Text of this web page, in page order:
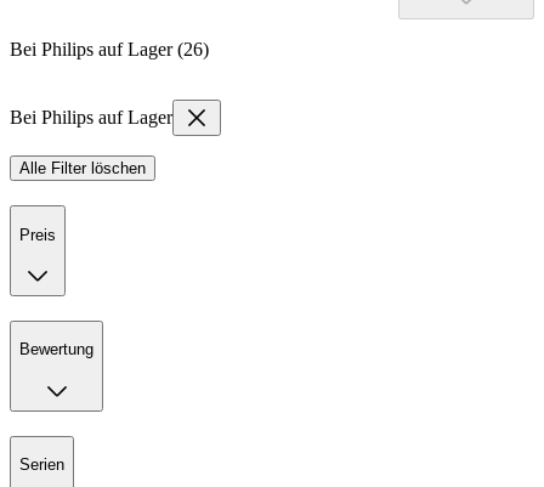
Bei Philips auf Lager (26)
Bei Philips auf Lager
Alle Filter löschen
Preis
Bewertung
Serien